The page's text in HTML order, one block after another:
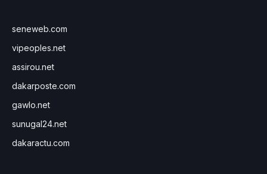
seneweb.com
vipeoples.net
assirou.net
dakarposte.com
gawlo.net
sunugal24.net
dakaractu.com